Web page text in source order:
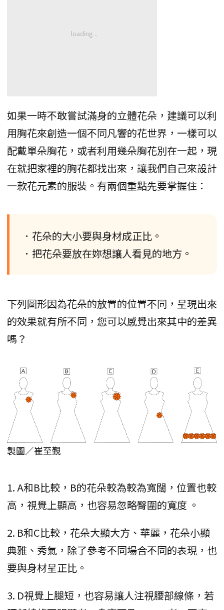
如果一時不敢嘗試滿身的立體花朵，建議可以利
用胸花來創造一個不同凡響的花世界，一樣可以
配戴單朵胸花，或者利用幾朵胸花別在一起，現
在就把家裡的胸花都找出來，讓我們自己來設計
一款花元素的服裝。有兩個重點先要掌握住：
．花朵的大小要與身材成正比。
．把花朵要放在妳想讓人看見的地方。
下列圖形因為花朵的放置的位置不同，呈現出來
的效果就有所不同，您可以感覺出來其中的差異
嗎？
製圖／崔至覲
1. A和B比較，B的花朵較為較為寬闊，位置也較
高，視覺上顯高，也容易忽略臀圍的寬度 。
2. B和C比較，花朵大顯大方、華麗，花朵小顯
典雅、秀氣，除了參考不同場合不同的表現，也
要與身材呈正比。
3. D視覺上腿短，也容易讓人注視腰部線條，若